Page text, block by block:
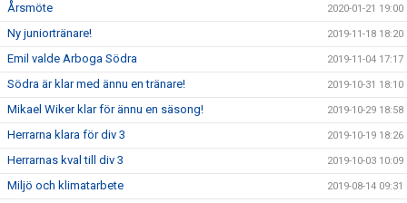
Årsmöte 2020-01-21 19:00
Ny juniortränare! 2019-11-18 18:20
Emil valde Arboga Södra 2019-11-04 17:17
Södra är klar med ännu en tränare! 2019-10-31 18:10
Mikael Wiker klar för ännu en säsong! 2019-10-29 18:58
Herrarna klara för div 3 2019-10-19 18:26
Herrarnas kval till div 3 2019-10-03 10:09
Miljö och klimatarbete 2019-08-14 09:31